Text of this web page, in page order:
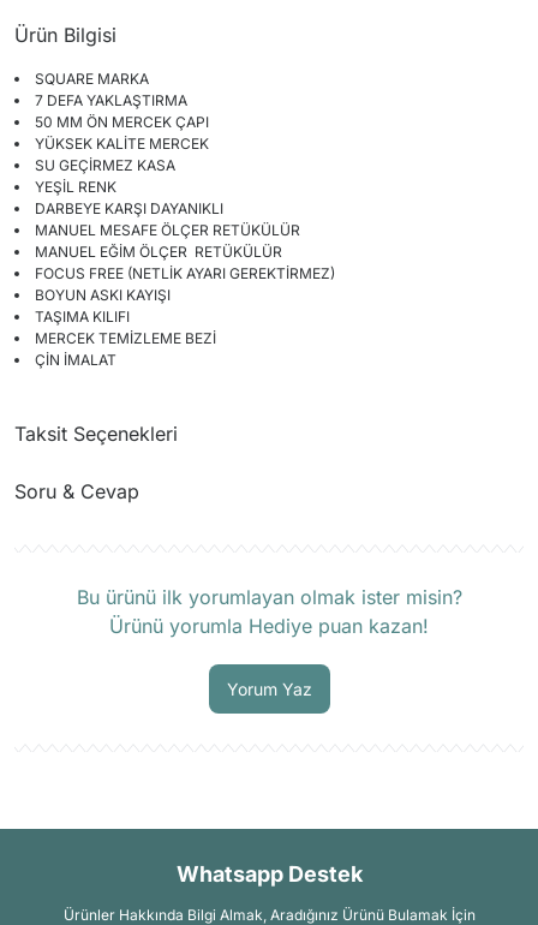
Ürün Bilgisi
SQUARE MARKA
7 DEFA YAKLAŞTIRMA
50 MM ÖN MERCEK ÇAPI
YÜKSEK KALİTE MERCEK
SU GEÇİRMEZ KASA
YEŞİL RENK
DARBEYE KARŞI DAYANIKLI
MANUEL MESAFE ÖLÇER RETÜKÜLÜR
MANUEL EĞİM ÖLÇER RETÜKÜLÜR
FOCUS FREE (NETLİK AYARI GEREKTİRMEZ)
BOYUN ASKI KAYIŞI
TAŞIMA KILIFI
MERCEK TEMİZLEME BEZİ
ÇİN İMALAT
Taksit Seçenekleri
Soru & Cevap
Bu ürünü ilk yorumlayan olmak ister misin?
Ürünü yorumla Hediye puan kazan!
Yorum Yaz
Whatsapp Destek
Ürünler Hakkında Bilgi Almak, Aradığınız Ürünü Bulamak İçin